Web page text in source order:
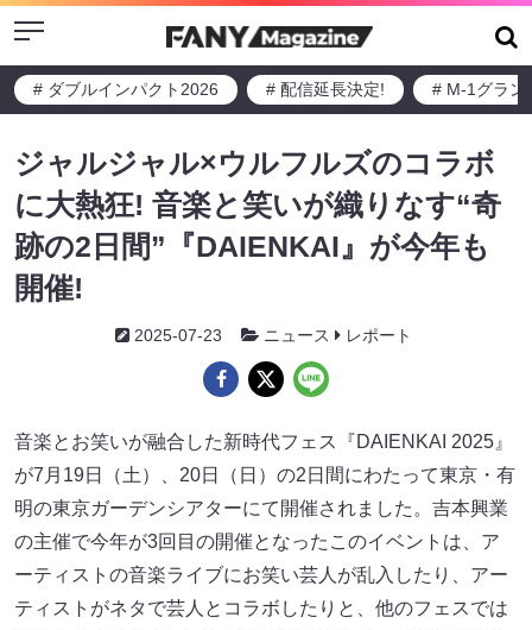
Menu
# ダブルインパクト2026 # 配信延長決定! # M-1グラン
ジャルジャル×ウルフルズのコラボ
に大熱狂! 音楽と笑いが織りなす“奇
跡の2日間”『DAIENKAI』が今年も
開催!
2025-07-23 ニュース レポート
音楽とお笑いが融合した新時代フェス『DAIENKAI 2025』
が7月19日（土）、20日（日）の2日間にわたって東京・有
明の東京ガーデンシアターにて開催されました。吉本興業
の主催で今年が3回目の開催となったこのイベントは、ア
ーティストの音楽ライブにお笑い芸人が乱入したり、アー
ティストがネタで芸人とコラボしたりと、他のフェスでは